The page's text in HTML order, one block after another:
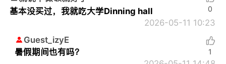
基本没买过，我就吃大学Dinning hall
2026-05-11 10:23
0
Guest_izyE
暑假期间也有吗？
1